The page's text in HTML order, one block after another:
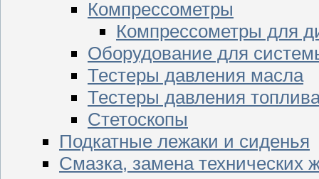
Компрессометры
Компрессометры для
Оборудование для
Тестеры давления масла
Тестеры давления
Стетоскопы
Подкатные лежаки и сиденья
Смазка, замена технических